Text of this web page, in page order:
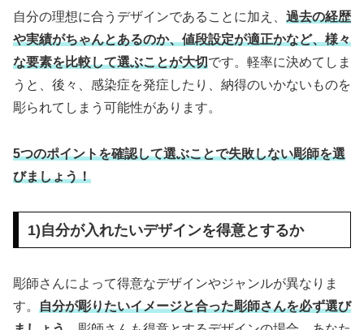
自分の理想に合うデザインであることに加え、 過去の経歴
や実績がちゃんとあるのか、値段設定が適正かなど、様々
な要素を比較して選ぶことが大切です。軽率に決めてしま
うと、後々、感染症を発症したり、納得のいかないものを
彫られてしまう可能性があります。
5つのポイントを確認して選ぶことで失敗しない彫師を選
びましょう！
1)自分が入れたいデザインを得意とするか
彫師さんによって得意なデザインやジャンルが異なりま
す。 自分が彫りたいイメージと合った彫師さんを必ず選び